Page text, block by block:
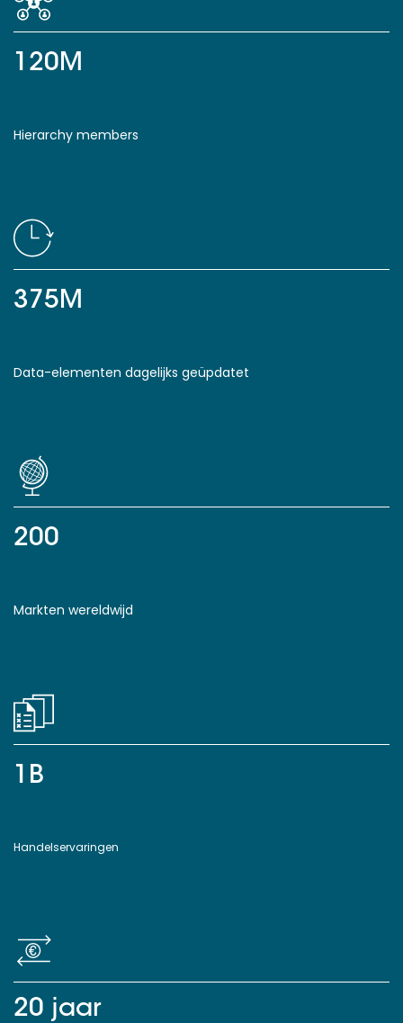
120M
Hierarchy members
375M
Data-elementen dagelijks geüpdatet
200
Markten wereldwijd
1B
Handelservaringen
20 jaar